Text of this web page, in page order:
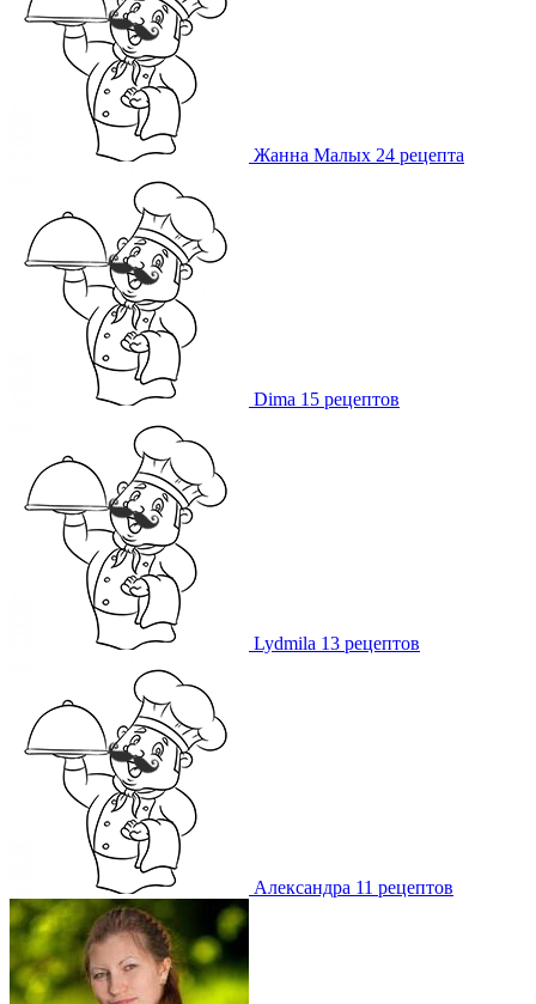
Жанна Малых 24 рецепта
Dima 15 рецептов
Lydmila 13 рецептов
Александра 11 рецептов